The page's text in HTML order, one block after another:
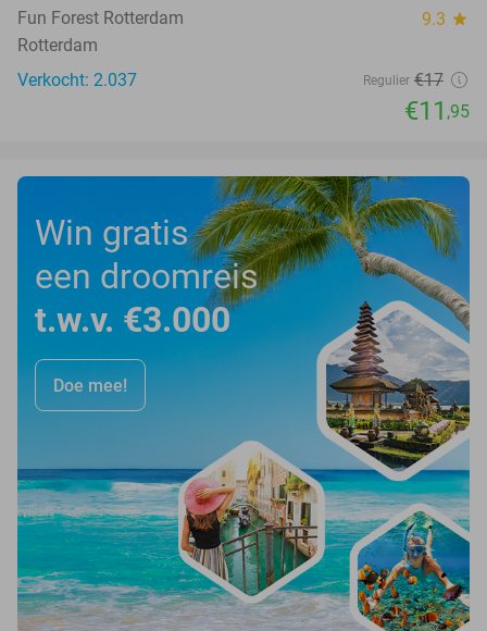
Fun Forest Rotterdam 9.3 star
Rotterdam
Verkocht: 2.037
Regulier €17
€11 ,95
Win gratis
een droomreis
t.w.v. €3.000
Doe mee!